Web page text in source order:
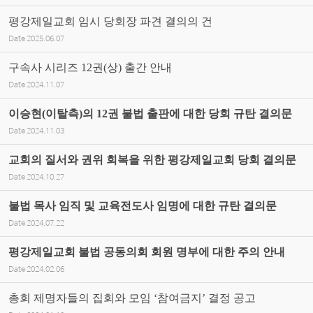
평강제일교회 임시 당회장 파견 결의의 건
Date 2025.06.07
구속사 시리즈 12권(상) 출간 안내
Date 2024.11.07
이승현(이탈측)의 12권 불법 출판에 대한 당회 규탄 결의문
Date 2024.11.03
교회의 질서와 권위 회복을 위한 평강제일교회 당회 결의문
Date 2024.10.27
불법 목사 임직 및 교육전도사 임명에 대한 규탄 결의문
Date 2024.07.22
평강제일교회 불법 공동의회 회원 명부에 대한 주의 안내
Date 2024.02.06
총회 제명자들의 집회와 모임 ‘참여금지’ 결정 공고